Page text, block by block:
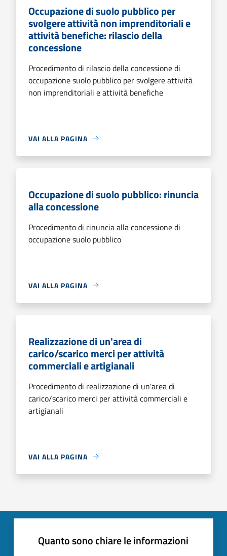
Occupazione di suolo pubblico per
svolgere attività non imprenditoriali e
attività benefiche: rilascio della
concessione
Procedimento di rilascio della concessione di
occupazione suolo pubblico per svolgere attività
non imprenditoriali e attività benefiche
VAI ALLA PAGINA
Occupazione di suolo pubblico: rinuncia
alla concessione
Procedimento di rinuncia alla concessione di
occupazione suolo pubblico
VAI ALLA PAGINA
Realizzazione di un'area di
carico/scarico merci per attività
commerciali e artigianali
Procedimento di realizzazione di un'area di
carico/scarico merci per attività commerciali e
artigianali
VAI ALLA PAGINA
Quanto sono chiare le informazioni